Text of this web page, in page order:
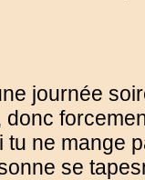
journée
donc
tu ne mange
se